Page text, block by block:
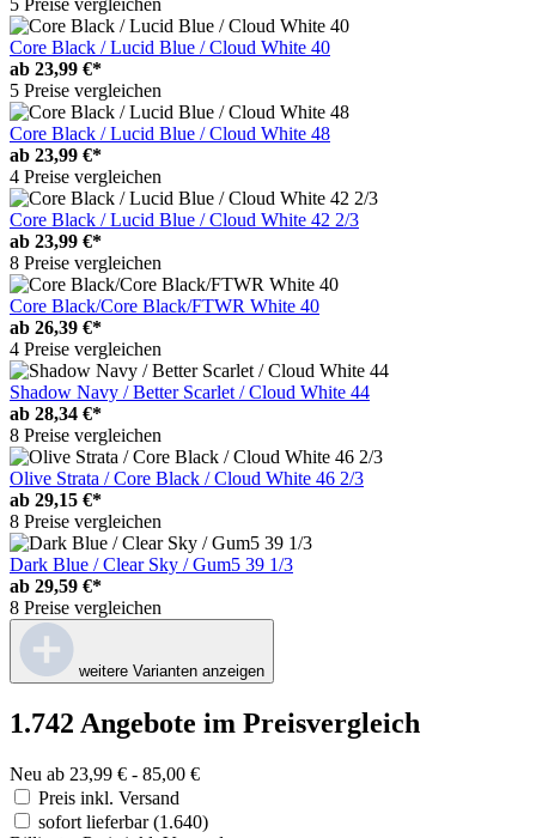
5 Preise vergleichen
Core Black / Lucid Blue / Cloud White 40
ab 23,99 €*
5 Preise vergleichen
Core Black / Lucid Blue / Cloud White 48
ab 23,99 €*
4 Preise vergleichen
Core Black / Lucid Blue / Cloud White 42 2/3
ab 23,99 €*
8 Preise vergleichen
Core Black/Core Black/FTWR White 40
ab 26,39 €*
4 Preise vergleichen
Shadow Navy / Better Scarlet / Cloud White 44
ab 28,34 €*
8 Preise vergleichen
Olive Strata / Core Black / Cloud White 46 2/3
ab 29,15 €*
8 Preise vergleichen
Dark Blue / Clear Sky / Gum5 39 1/3
ab 29,59 €*
8 Preise vergleichen
weitere Varianten anzeigen
1.742 Angebote im Preisvergleich
Neu ab 23,99 € - 85,00 €
Preis inkl. Versand
sofort lieferbar(1.640)